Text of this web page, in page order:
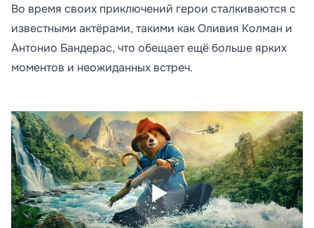
Во время своих приключений герои сталкиваются с
известными актёрами, такими как Оливия Колман и
Антонио Бандерас, что обещает ещё больше ярких
моментов и неожиданных встреч.